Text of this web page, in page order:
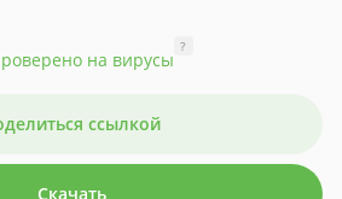
на вирусы
?
ссылкой
Скачать